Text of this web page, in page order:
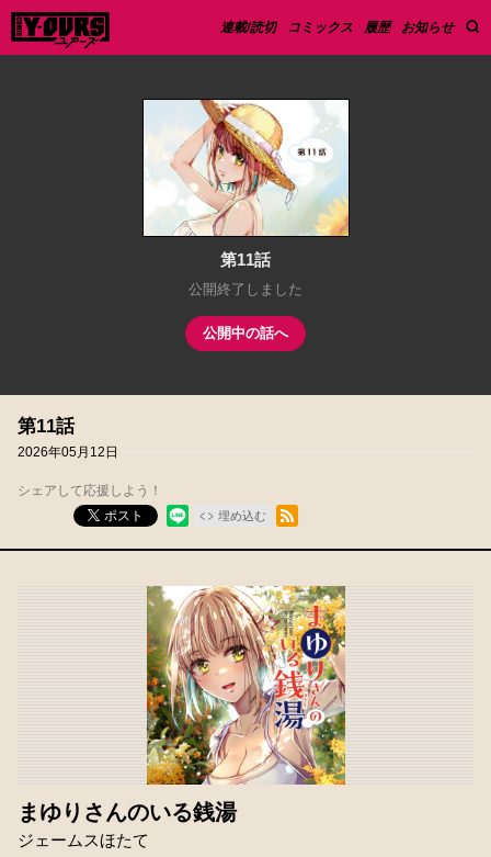
連載/読切 コミックス 履歴 お知らせ
第11話
公開終了しました
公開中の話へ
第11話
2026年05月12日
シェアして応援しよう！
ポスト
埋め込む
RSSフィード
まゆりさんのいる銭湯
ジェームスほたて